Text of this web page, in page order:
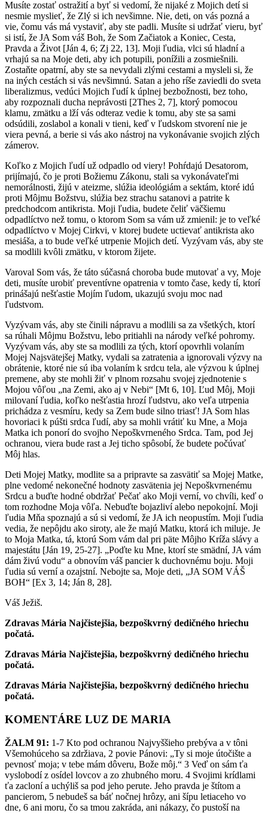
Musíte zostať ostražití a byť si vedomí, že nijaké z Mojich detí si
nesmie myslieť, že Zlý si ich nevšimne. Nie, deti, on vás pozná a
vie, čomu vás má vystaviť, aby ste padli. Musíte si udržať vieru, byť
si istí, že JA Som váš Boh, že Som Začiatok a Koniec, Cesta,
Pravda a Život [Ján 4, 6; Zj 22, 13]. Moji ľudia, vlci sú hladní a
vrhajú sa na Moje deti, aby ich potupili, ponížili a zosmiešnili.
Zostaňte opatrní, aby ste sa nevydali zlými cestami a mysleli si, že
na iných cestách si vás nevšimnú. Satan a jeho ríše zaviedli do sveta
liberalizmus, vedúci Mojich ľudí k úplnej bezbožnosti, bez toho,
aby rozpoznali ducha neprávosti [2Thes 2, 7], ktorý pomocou
klamu, zmätku a lží vás odteraz vedie k tomu, aby ste sa sami
odsúdili, zoslabol a konali v tieni, keď v ľudskom stvorení nie je
viera pevná, a berie si vás ako nástroj na vykonávanie svojich zlých
zámerov.
Koľko z Mojich ľudí už odpadlo od viery! Pohŕdajú Desatorom,
prijímajú, čo je proti Božiemu Zákonu, stali sa vykonávateľmi
nemorálnosti, žijú v ateizme, slúžia ideológiám a sektám, ktoré idú
proti Môjmu Božstvu, slúžia bez strachu satanovi a patrite k
predchodcom antikrista. Moji ľudia, budete čeliť väčšiemu
odpadlíctvo než tomu, o ktorom Som sa vám už zmienil: je to veľké
odpadlíctvo v Mojej Cirkvi, v ktorej budete uctievať antikrista ako
mesiáša, a to bude veľké utrpenie Mojich detí. Vyzývam vás, aby ste
sa modlili kvôli zmätku, v ktorom žijete.
Varoval Som vás, že táto súčasná choroba bude mutovať a vy, Moje
deti, musíte urobiť preventívne opatrenia v tomto čase, kedy tí, ktorí
prinášajú nešťastie Mojím ľudom, ukazujú svoju moc nad
ľudstvom.
Vyzývam vás, aby ste činili nápravu a modlili sa za všetkých, ktorí
sa rúhali Môjmu Božstvu, lebo pritiahli na národy veľké pohromy.
Vyzývam vás, aby ste sa modlili za tých, ktorí opovrhli volaním
Mojej Najsvätejšej Matky, vydali sa zatratenia a ignorovali výzvy na
obrátenie, ktoré nie sú iba volaním k srdcu tela, ale výzvou k úplnej
premene, aby ste mohli žiť v plnom rozsahu svojej zjednotenie s
Mojou vôľou „na Zemi, ako aj v Nebi“ [Mt 6, 10]. Ľud Môj, Moji
milovaní ľudia, koľko nešťastia hrozí ľudstvu, ako veľa utrpenia
prichádza z vesmíru, kedy sa Zem bude silno triasť! JA Som hlas
hovoriaci k púšti srdca ľudí, aby sa mohli vrátiť ku Mne, a Moja
Matka ich ponorí do svojho Nepoškvrneného Srdca. Tam, pod Jej
ochranou, viera bude rast a Jej ticho spôsobí, že budete počúvať
Môj hlas.
Deti Mojej Matky, modlite sa a pripravte sa zasvätiť sa Mojej Matke,
plne vedomé nekonečné hodnoty zasvätenia jej Nepoškvrnenému
Srdcu a buďte hodné obdržať Pečať ako Moji verní, vo chvíli, keď o
tom rozhodne Moja vôľa. Nebuďte bojazliví alebo nepokojní. Moji
ľudia Mňa spoznajú a sú si vedomí, že JA ich neopustím. Moji ľudia
vedia, že nepôjdu ako siroty, ale že majú Matku, ktorá ich miluje. Je
to Moja Matka, tá, ktorú Som vám dal pri päte Môjho Kríža slávy a
majestátu [Ján 19, 25-27]. „Poďte ku Mne, ktorí ste smädní, JA vám
dám živú vodu“ a obnovím váš pancier k duchovnému boju. Moji
ľudia sú verní a ozajstní. Nebojte sa, Moje deti, „JA SOM VÁŠ
BOH“ [Ex 3, 14; Ján 8, 28].
Váš Ježiš.
Zdravas Mária Najčistejšia, bezpoškvrný dedičného hriechu
počatá.
Zdravas Mária Najčistejšia, bezpoškvrný dedičného hriechu
počatá.
Zdravas Mária Najčistejšia, bezpoškvrný dedičného hriechu
počatá.
KOMENTÁRE LUZ DE MARIA
ŽALM 91: 1-7 Kto pod ochranou Najvyššieho prebýva a v tôni
Všemohúceho sa zdržiava, 2 povie Pánovi: „Ty si moje útočište a
pevnosť moja; v tebe mám dôveru, Bože môj.“ 3 Veď on sám ťa
vyslobodí z osídel lovcov a zo zhubného moru. 4 Svojimi krídlami
ťa zacloní a uchýliš sa pod jeho perute. Jeho pravda je štítom a
pancierom, 5 nebudeš sa báť nočnej hrôzy, ani šípu letiaceho vo
dne, 6 ani moru, čo sa tmou zakráda, ani nákazy, čo pustoší na